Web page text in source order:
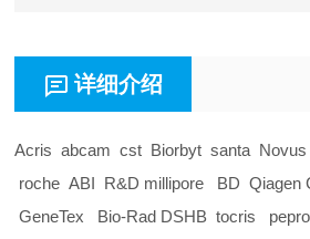
详细介绍
Acris abcam cst Biorbyt santa
roche ABI R&D millipore BD Qiagen
GeneTex Bio-Rad DSHB tocris